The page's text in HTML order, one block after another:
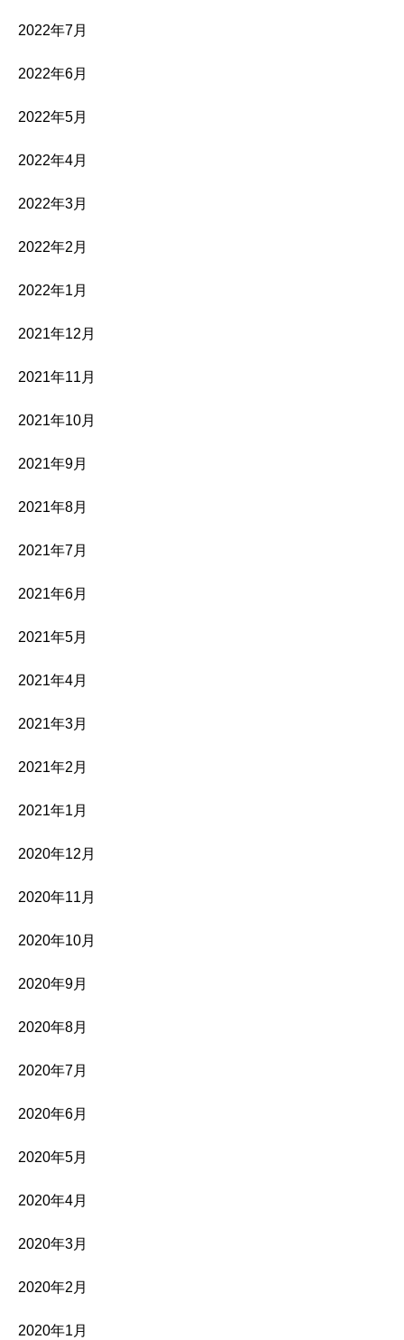
2022年7月
2022年6月
2022年5月
2022年4月
2022年3月
2022年2月
2022年1月
2021年12月
2021年11月
2021年10月
2021年9月
2021年8月
2021年7月
2021年6月
2021年5月
2021年4月
2021年3月
2021年2月
2021年1月
2020年12月
2020年11月
2020年10月
2020年9月
2020年8月
2020年7月
2020年6月
2020年5月
2020年4月
2020年3月
2020年2月
2020年1月